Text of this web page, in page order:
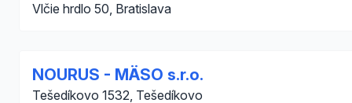
Vlčie hrdlo 50, Bratislava
NOURUS - MÄSO s.r.o.
Tešedíkovo 1532, Tešedíkovo